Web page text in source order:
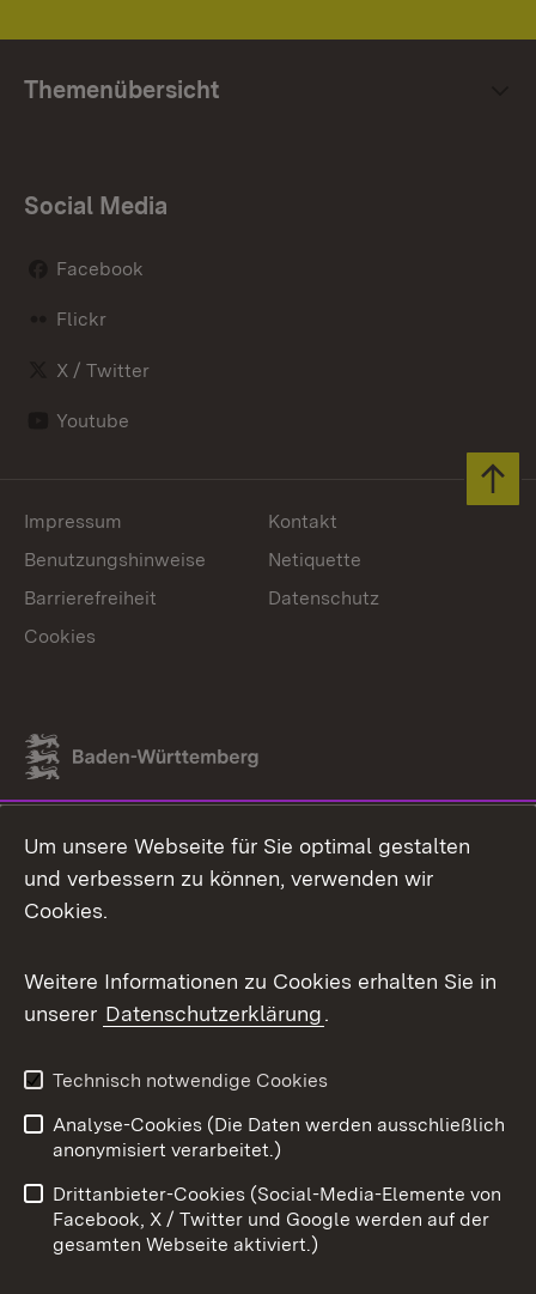
Themenübersicht
Social Media
Facebook
Flickr
X / Twitter
Youtube
Link zum Landesportal
Impressum
Kontakt
Benutzungshinweise
Netiquette
Barrierefreiheit
Datenschutz
Cookies
Um unsere Webseite für Sie optimal gestalten
und verbessern zu können, verwenden wir
Cookies.
Weitere Informationen zu Cookies erhalten Sie in
unserer Datenschutzerklärung.
Technisch notwendige Cookies
Analyse-Cookies (Die Daten werden ausschließlich
anonymisiert verarbeitet.)
Drittanbieter-Cookies (Social-Media-Elemente von
Facebook, X / Twitter und Google werden auf der
gesamten Webseite aktiviert.)